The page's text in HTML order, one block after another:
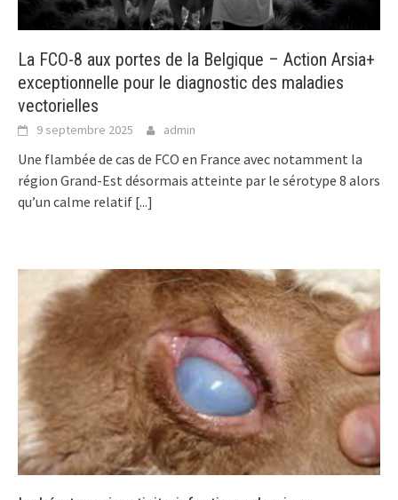
La FCO-8 aux portes de la Belgique – Action Arsia+
exceptionnelle pour le diagnostic des maladies
vectorielles
9 septembre 2025 admin
Une flambée de cas de FCO en France avec notamment la
région Grand-Est désormais atteinte par le sérotype 8 alors
qu’un calme relatif [...]